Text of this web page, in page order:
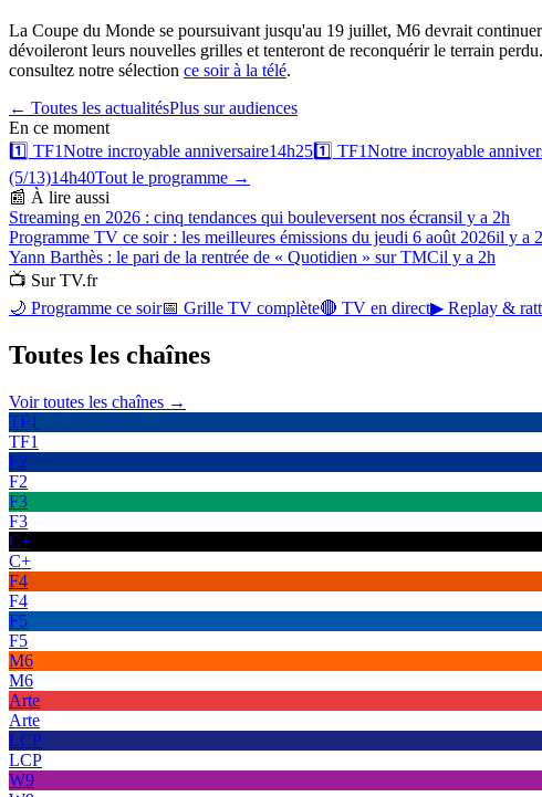
La Coupe du Monde se poursuivant jusqu'au 19 juillet, M6 devrait
dévoileront leurs nouvelles grilles et tenteront de reconquérir le terrain
consultez notre sélection ce soir à la télé.
← Toutes les actualitésPlus suraudiences
En ce moment
1️⃣ TF1Notre incroyable anniversaire14h251️⃣ TF1Notre incroyable
(5/13)14h40Tout le programme →
📰 À lire aussi
Streaming en 2026 : cinq tendances qui bouleversent nos écransil y a 2h
Programme TV ce soir : les meilleures émissions du jeudi 6 août 2026il y a
Yann Barthès : le pari de la rentrée de « Quotidien » sur TMCil y a 2h
📺 Sur TV.fr
🌙 Programme ce soir📅 Grille TV complète🔴 TV en direct▶ Replay &
Toutes les chaînes
Voir toutes les chaînes →
TF1
TF1
F2
F2
F3
F3
C+
C+
F4
F4
F5
F5
M6
M6
Arte
Arte
LCP
LCP
W9